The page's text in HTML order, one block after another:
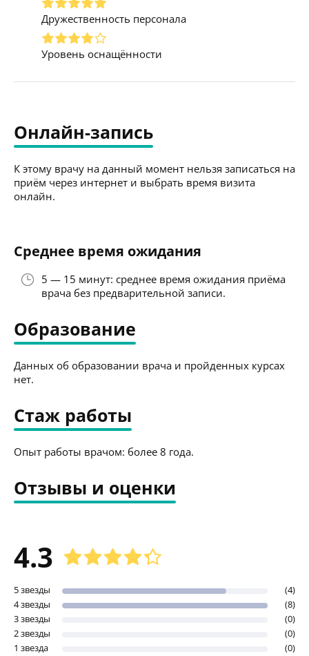
Дружественность персонала
Уровень оснащённости
Онлайн-запись
К этому врачу на данный момент нельзя записаться на
приём через интернет и выбрать время визита
онлайн.
Среднее время ожидания
5 — 15 минут: среднее время ожидания приёма
врача без предварительной записи.
Образование
Данных об образовании врача и пройденных курсах
нет.
Стаж работы
Опыт работы врачом: более 8 года.
Отзывы и оценки
4.3
5 звезды
(4)
4 звезды
(8)
3 звезды
(0)
2 звезды
(0)
1 звезда
(0)